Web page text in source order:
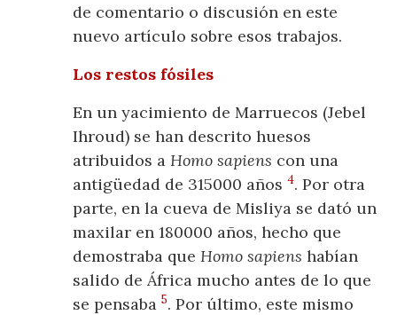
de comentario o discusión en este
nuevo artículo sobre esos trabajos.
Los restos fósiles
En un yacimiento de Marruecos (Jebel
Ihroud) se han descrito huesos
atribuidos aHomo sapiens con una
antigüedad de 315000 años4. Por otra
parte, en la cueva de Misliya se dató un
maxilar en 180000 años, hecho que
demostraba queHomo sapienshabían
salido de África mucho antes de lo que
se pensaba5. Por último, este mismo